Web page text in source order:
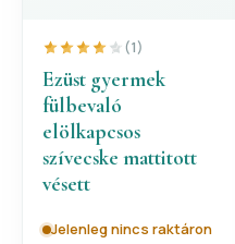
(1)
Ezüst gyermek
fülbevaló
elölkapcsos
szívecske mattitott
vésett
Jelenleg nincs raktáron